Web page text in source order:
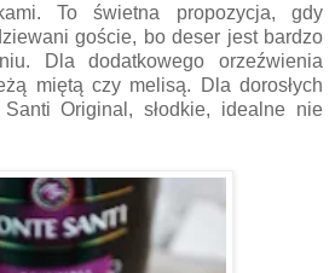
To świetna propozycja, gdy
goście, bo deser jest bardzo
Dla dodatkowego orzeźwienia
miętą czy melisą. Dla dorosłych
Original, słodkie, idealne nie